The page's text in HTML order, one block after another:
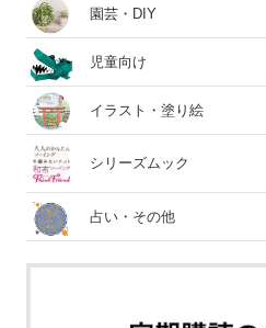
園芸・DIY
児童向け
イラスト・塗り絵
シリーズムック
占い・その他